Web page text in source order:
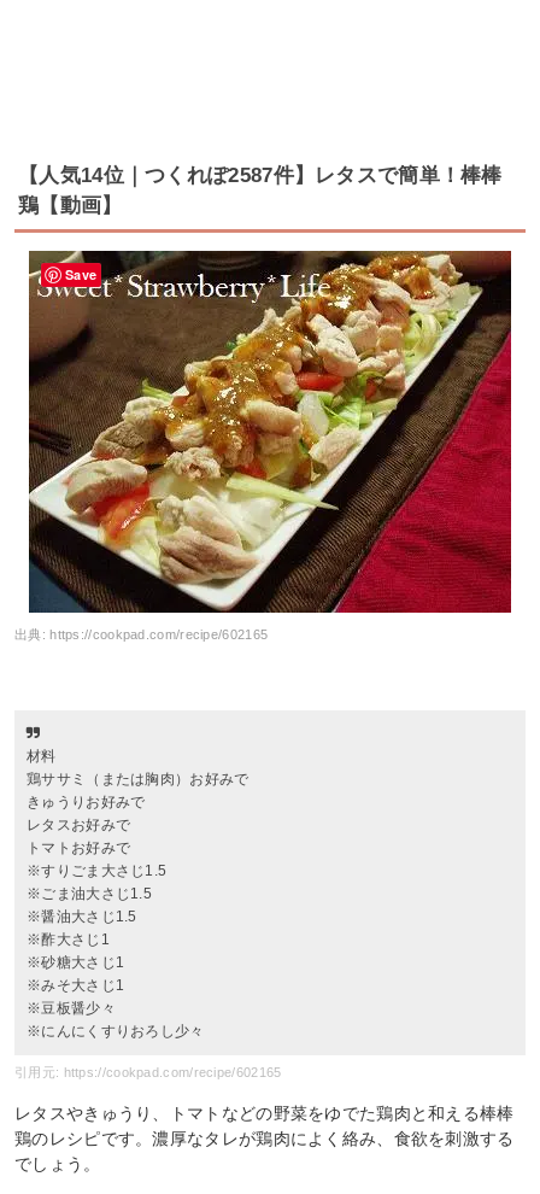
【人気14位｜つくれぽ2587件】レタスで簡単！棒棒
鶏【動画】
出典: https://cookpad.com/recipe/602165
材料
鶏ササミ（または胸肉）お好みで
きゅうりお好みで
レタスお好みで
トマトお好みで
※すりごま大さじ1.5
※ごま油大さじ1.5
※醤油大さじ1.5
※酢大さじ1
※砂糖大さじ1
※みそ大さじ1
※豆板醤少々
※にんにくすりおろし少々
引用元: https://cookpad.com/recipe/602165
レタスやきゅうり、トマトなどの野菜をゆでた鶏肉と和える棒棒
鶏のレシピです。濃厚なタレが鶏肉によく絡み、食欲を刺激する
でしょう。
Save